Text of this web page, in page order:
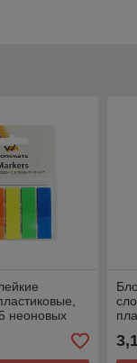
неоновых
листов, арт.